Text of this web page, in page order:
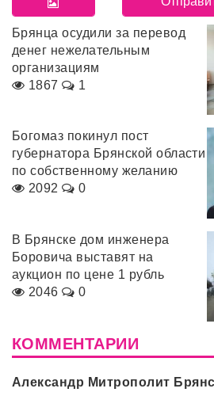
Брянца осудили за перевод
денег нежелательным
организациям
1867
1
Богомаз покинул пост
губернатора Брянской области
по собственному желанию
2092
0
В Брянске дом инженера
Боровича выставят на
аукцион по цене 1 рубль
2046
0
КОММЕНТАРИИ
Александр Митрополит